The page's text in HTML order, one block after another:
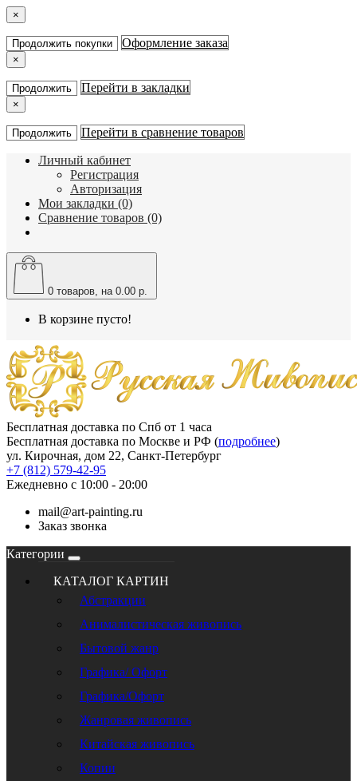
×
Продолжить покупки Оформление заказа
×
Продолжить Перейти в закладки
×
Продолжить Перейти в сравнение товаров
Личный кабинет
Регистрация
Авторизация
Мои закладки (0)
Сравнение товаров (0)
0 товаров, на 0.00 р.
В корзине пусто!
Бесплатная доставка по Спб от 1 часа
Бесплатная доставка по Москве и РФ (подробнее)
ул. Кирочная, дом 22, Санкт-Петербург
+7 (812) 579-42-95
Ежедневно с 10:00 - 20:00
mail@art-painting.ru
Заказ звонка
Категории
КАТАЛОГ КАРТИН
Абстракции
Анималистическая живопись
Бытовой жанр
Графика/ Офорт
Графика/Офорт
Жанровая живопись
Китайская живопись
Копии